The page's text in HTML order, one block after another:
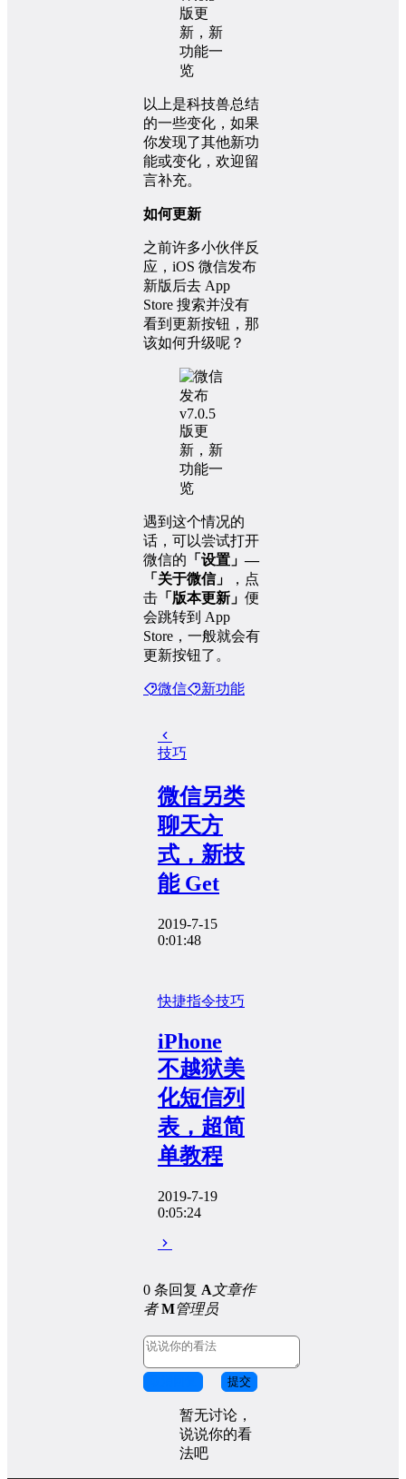
以上是科技兽总结
的一些变化，如果
你发现了其他新功
能或变化，欢迎留
言补充。
如何更新
之前许多小伙伴反
应，iOS 微信发布
新版后去 App
Store 搜索并没有
看到更新按钮，那
该如何升级呢？
遇到这个情况的
话，可以尝试打开
微信的 「设置」—
「关于微信」
，点
击 「版本更新」 便
会跳转到 App
Store，一般就会有
更新按钮了。
微信 新功能
技巧
微信另类
聊天方
式，新技
能 Get
2019-7-15
0:01:48
快捷指令技巧
iPhone
不越狱美
化短信列
表，超简
单教程
2019-7-19
0:05:24
0 条回复 A文章作
者 M管理员
提交
暂无讨论，
说说你的看
法吧